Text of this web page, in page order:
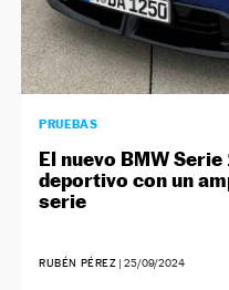
PRUEBAS
El nuevo BMW
deportivo con un
serie
RUBÉN PÉREZ |25/09/2024